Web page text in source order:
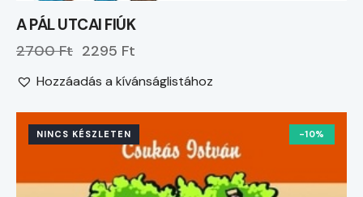
A PÁL UTCAI FIÚK
2700 Ft 2295 Ft
Hozzáadás a kívánságlistához
NINCS KÉSZLETEN -10%